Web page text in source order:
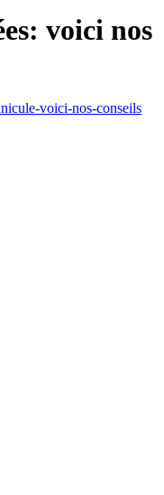
voici nos
voici-nos-conseils